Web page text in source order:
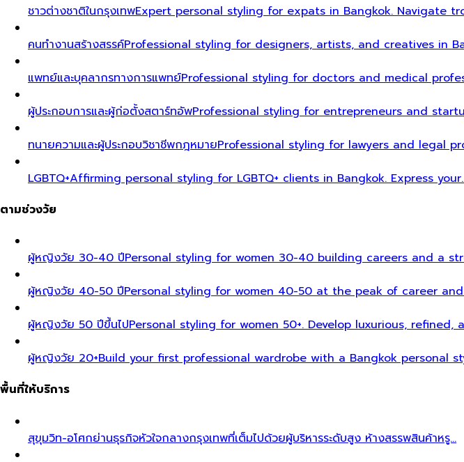
ชาวต่างชาติในกรุงเทพExpert personal styling for expats in Bangkok. Navigate
คนทำงานสร้างสรรค์Professional styling for designers, artists, and creatives in
แพทย์และบุคลากรทางการแพทย์Professional styling for doctors and medical
ผู้ประกอบการและผู้ก่อตั้งสตาร์ทอัพProfessional styling for entrepreneurs and
ทนายความและผู้ประกอบวิชาชีพกฎหมายProfessional styling for lawyers and legal
LGBTQ+Affirming personal styling for LGBTQ+ clients in Bangkok. Express
ตามช่วงวัย
ผู้หญิงวัย 30-40 ปีPersonal styling for women 30-40 building careers and a
ผู้หญิงวัย 40-50 ปีPersonal styling for women 40-50 at the peak of career
ผู้หญิงวัย 50 ปีขึ้นไปPersonal styling for women 50+. Develop luxurious, refined,
ผู้หญิงวัย 20+Build your first professional wardrobe with a Bangkok personal
พื้นที่ให้บริการ
สุขุมวิท-อโศกย่านธุรกิจหัวใจกลางกรุงเทพที่เต็มไปด้วยผู้บริหารระดับสูง ห้างสรรพสินค้าหรู…